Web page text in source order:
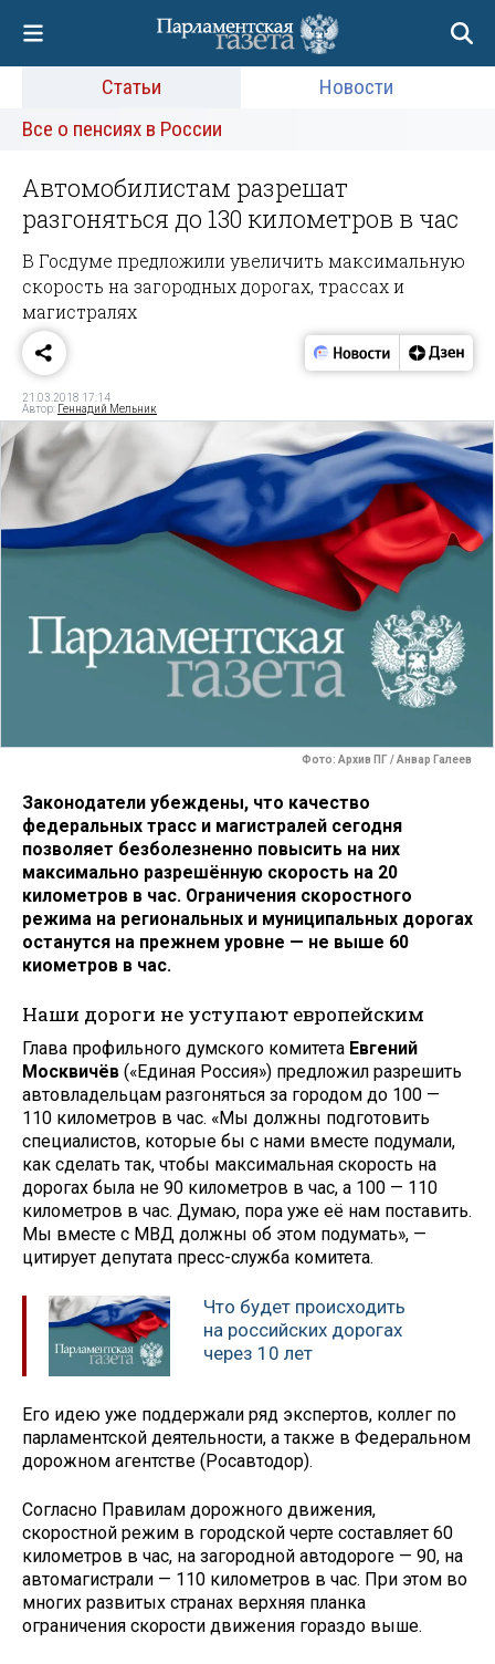
Статьи
Новости
Все о пенсиях в России
Автомобилистам разрешат
разгоняться до 130 километров в час
В Госдуме предложили увеличить максимальную
скорость на загородных дорогах, трассах и
магистралях
21.03.2018 17:14
Автор: Геннадий Мельник
Фото: Архив ПГ / Анвар Галеев
Законодатели убеждены, что качество
федеральных трасс и магистралей сегодня
позволяет безболезненно повысить на них
максимально разрешённую скорость на 20
километров в час. Ограничения скоростного
режима на региональных и муниципальных дорогах
останутся на прежнем уровне — не выше 60
киометров в час.
Наши дороги не уступают европейским
Глава профильного думского комитета Евгений
Москвичёв («Единая Россия») предложил разрешить
автовладельцам разгоняться за городом до 100 —
110 километров в час. «Мы должны подготовить
специалистов, которые бы с нами вместе подумали,
как сделать так, чтобы максимальная скорость на
дорогах была не 90 километров в час, а 100 — 110
километров в час. Думаю, пора уже её нам поставить.
Мы вместе с МВД должны об этом подумать», —
цитирует депутата пресс-служба комитета.
Что будет происходить
на российских дорогах
через 10 лет
Его идею уже поддержали ряд экспертов, коллег по
парламентской деятельности, а также в Федеральном
дорожном агентстве (Росавтодор).
Согласно Правилам дорожного движения,
скоростной режим в городской черте составляет 60
километров в час, на загородной автодороге — 90, на
автомагистрали — 110 километров в час. При этом во
многих развитых странах верхняя планка
ограничения скорости движения гораздо выше.